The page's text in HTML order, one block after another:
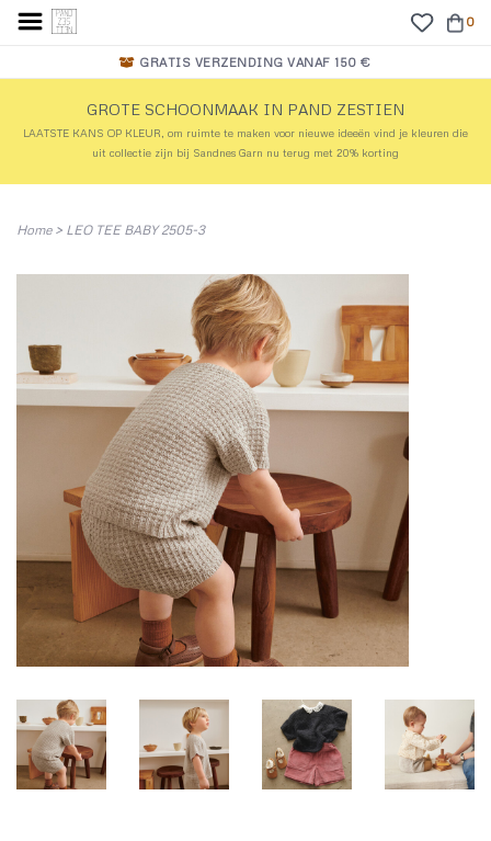
0
GRATIS VERZENDING VANAF 150 €
GROTE SCHOONMAAK IN PAND ZESTIEN
LAATSTE KANS OP KLEUR, om ruimte te maken voor nieuwe ideeën vind je kleuren die
uit collectie zijn bij Sandnes Garn nu terug met 20% korting
Home> LEO TEE BABY 2505-3